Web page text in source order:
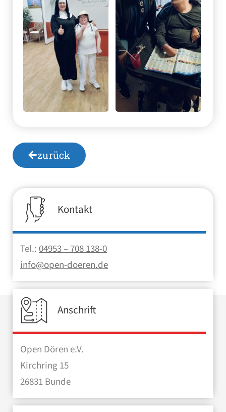
zurück
Kontakt
Tel.:04953 – 708 138-0
info@open-doeren.de
Anschrift
Open Dören e.V.
Kirchring 15
26831 Bunde